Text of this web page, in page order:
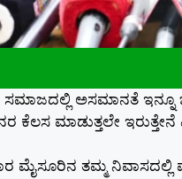
ಸಮಾಜದಲ್ಲಿ ಅಸಮಾನತೆ
ಕೆಲಸ ಮಾಡುತ್ತಲೇ
ಮೈಸೂರಿನ ತಮ್ಮ